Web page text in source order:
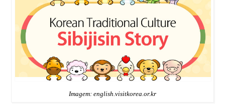
Imagem: english.visitkorea.or.kr